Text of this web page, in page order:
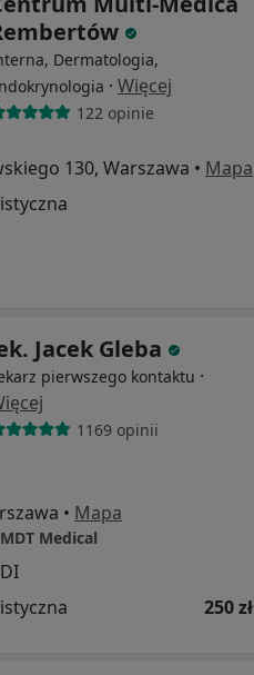
Dermatologia,
· Więcej
122 opinie
130, Warszawa • Mapa
Jacek Gleba
pierwszego kontaktu ·
1169 opinii
• Mapa
Medical
250 zł